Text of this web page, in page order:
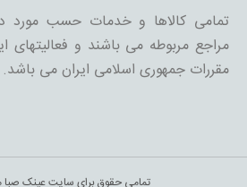
تمامی کالاها و خدمات حسب مورد
مراجع مربوطه می باشند و فعالیتهای
مقررات جمهوری اسلامی ایران می باشد.
تمامی حقوق برای سایت عینک